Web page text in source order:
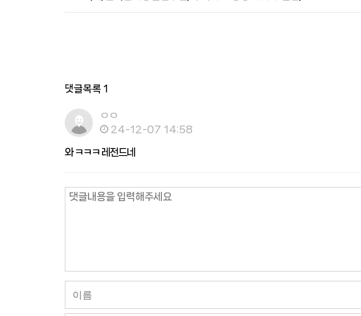
댓글목록 1
ㅇㅇ
24-12-07 14:58
와 ㅋㅋㅋ 레전드네